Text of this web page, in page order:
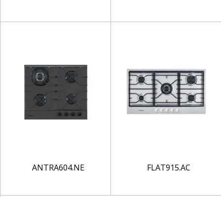
ANTRA604.NE FLAT915.AC